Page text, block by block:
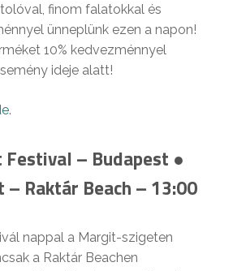
finom falatokkal és
ünneplünk ezen a napon!
10% kedvezménnyel
ideje alatt!
.
– Budapest ●
– Raktár Beach – 13:00
nappal a Margit-szigeten
a Raktár Beachen